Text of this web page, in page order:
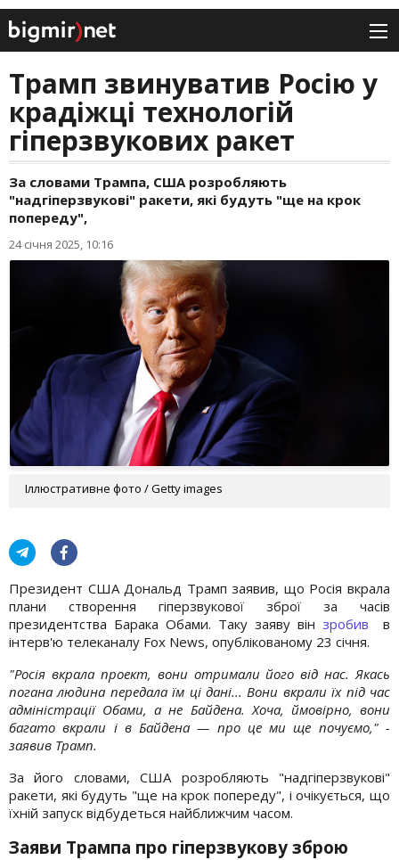
Трамп звинуватив Росію у
крадіжці технологій
гіперзвукових ракет
За словами Трампа, США розробляють
"надгіперзвукові" ракети, які будуть "ще на крок
попереду",
24 січня 2025, 10:16
Іллюстративне фото / Getty images
Президент США Дональд Трамп заявив, що Росія вкрала
плани створення гіперзвукової зброї за часів
президентства Барака Обами. Таку заяву він зробив в
інтерв'ю телеканалу Fox News, опублікованому 23 січня.
"Росія вкрала проект, вони отримали його від нас. Якась
погана людина передала їм ці дані... Вони вкрали їх під час
адміністрації Обами, а не Байдена. Хоча, ймовірно, вони
багато вкрали і в Байдена — про це ми ще почуємо," -
заявив Трамп.
За його словами, США розробляють "надгіперзвукові"
ракети, які будуть "ще на крок попереду", і очікується, що
їхній запуск відбудеться найближчим часом.
Заяви Трампа про гіперзвукову зброю